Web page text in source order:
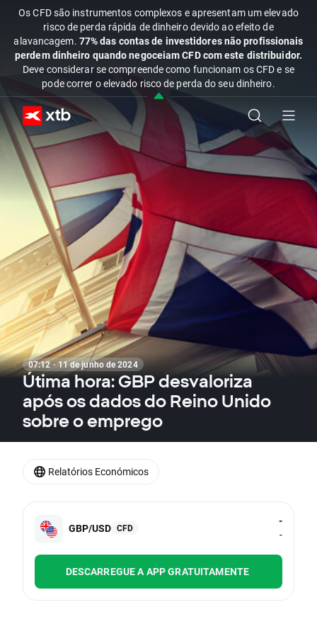
Os CFD são instrumentos complexos e apresentam um elevado
risco de perda rápida de dinheiro devido ao efeito de
alavancagem. 77% das contas de investidores não profissionais
perdem dinheiro quando negoceiam CFD com este distribuidor.
Deve considerar se compreende como funcionam os CFD e se
pode correr o elevado risco de perda do seu dinheiro.
07:12 · 11 de junho de 2024
Útima hora: GBP desvaloriza
após os dados do Reino Unido
sobre o emprego
GBP/USD CFD
-
-
DESCARREGUE A APP GRATUITAMENTE
Relatórios Económicos